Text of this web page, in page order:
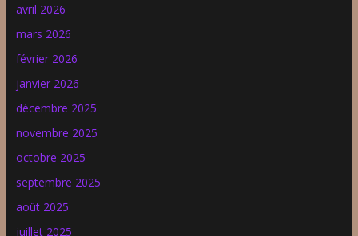
avril 2026
mars 2026
février 2026
janvier 2026
décembre 2025
novembre 2025
octobre 2025
septembre 2025
août 2025
juillet 2025